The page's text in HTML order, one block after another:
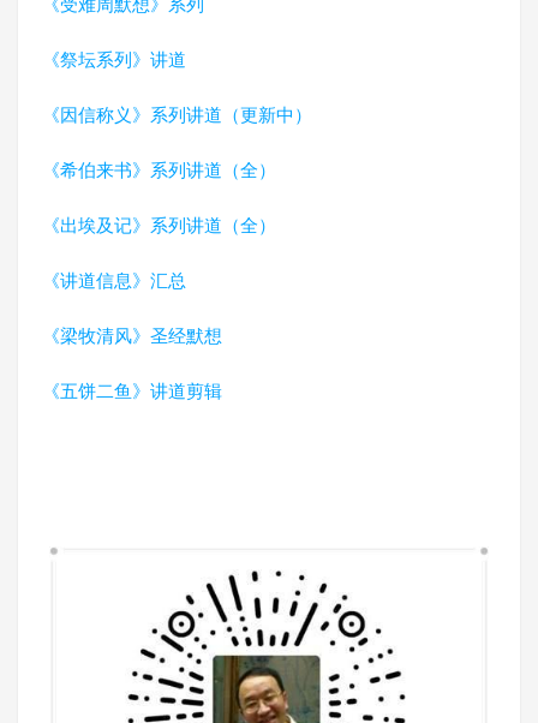
《祭坛系列》讲道
《因信称义》系列讲道（更新中）
《希伯来书》系列讲道（全）
《出埃及记》系列讲道（全）
《讲道信息》汇总
《梁牧清风》圣经默想
《五饼二鱼》讲道剪辑